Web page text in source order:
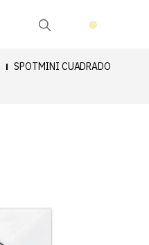
SPOTMINI CUADRADO